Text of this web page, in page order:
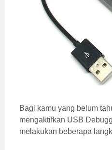
Bagi kamu yang belum
mengaktifkan USB
melakukan beberapa